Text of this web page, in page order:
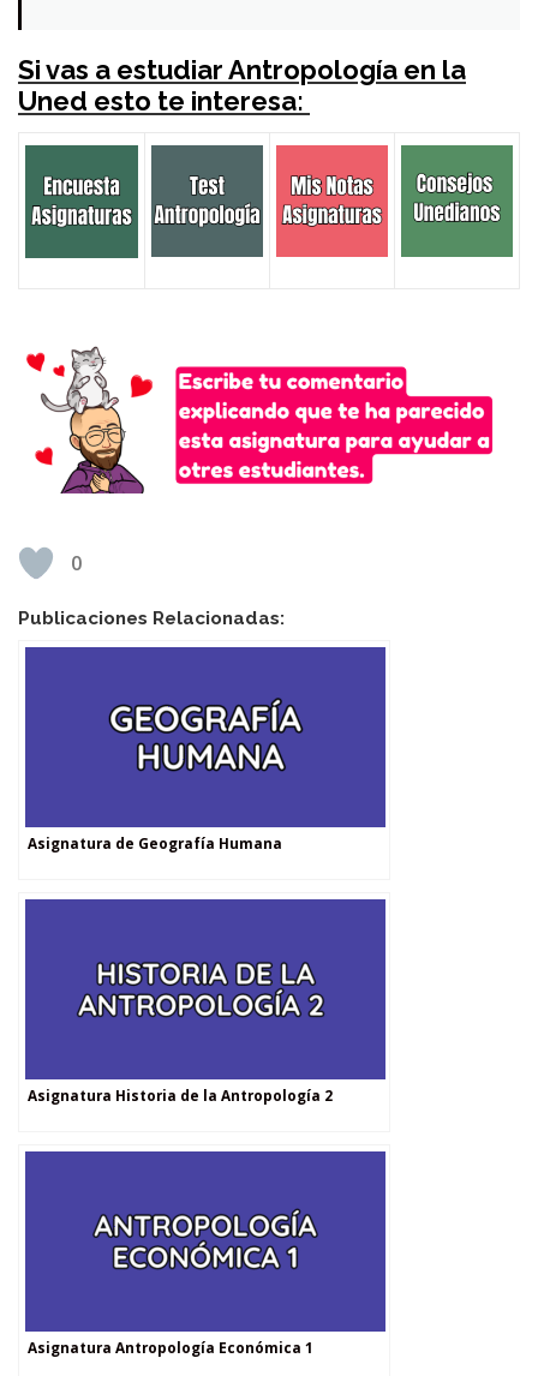
Si vas a estudiar Antropología en la
Uned esto te interesa:
0
Publicaciones Relacionadas:
Asignatura de Geografía Humana
Asignatura Historia de la Antropología 2
Asignatura Antropología Económica 1